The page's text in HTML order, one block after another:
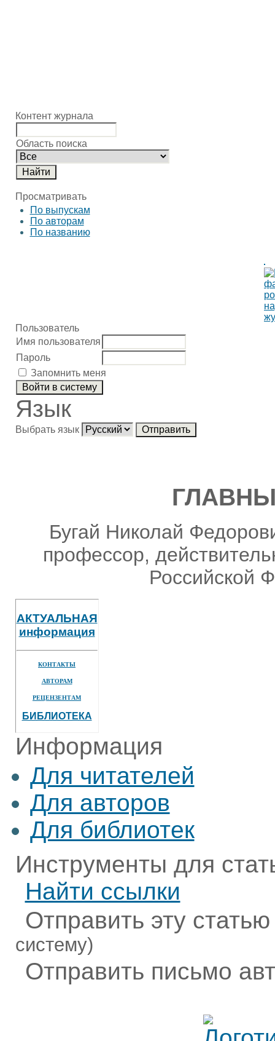
Контент журнала
Область поиска
Просматривать
По выпускам
По авторам
По названию
Пользователь
Имя пользователя
Пароль
Запомнить меня
Язык
Выбрать язык
Бугай Николай
профессор,
Российской
АКТУАЛЬНАЯ
информация
КОНТАКТЫ
АВТОРАМ
РЕЦЕНЗЕНТАМ
БИБЛИОТЕКА
Информация
Для читателей
Для авторов
Для библиотек
Инструменты для
Найти ссылки
Отправить эту
систему)
Отправить письмо